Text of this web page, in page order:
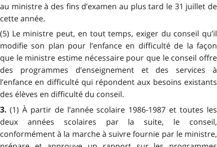
au ministre à des fins d’examen au plus tard le 31 juillet de
cette année.
(5) Le ministre peut, en tout temps, exiger du conseil qu’il
modifie son plan pour l’enfance en difficulté de la façon
que le ministre estime nécessaire pour que le conseil offre
des programmes d’enseignement et des services à
l’enfance en difficulté qui répondent aux besoins existants
des élèves en difficulté du conseil.
3. (1) À partir de l’année scolaire 1986-1987 et toutes les
deux années scolaires par la suite, le conseil,
conformément à la marche à suivre fournie par le ministre,